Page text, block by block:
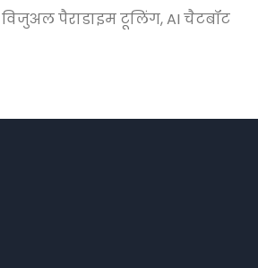
विजुअल पैराडाइम टूलिंग, AI चैटबॉट